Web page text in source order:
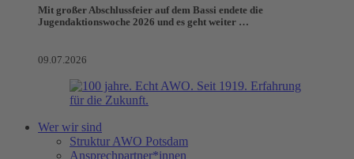
Mit großer Abschlussfeier auf dem Bassi endete die
Jugendaktionswoche 2026 und es geht weiter …
09.07.2026
Wer wir sind
Struktur AWO Potsdam
Ansprechpartner*innen